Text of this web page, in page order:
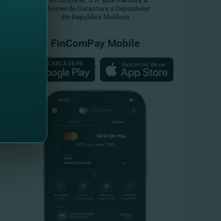
Schemei de Garantare a Depozitelor
din Republica Moldova
FinComPay Mobile